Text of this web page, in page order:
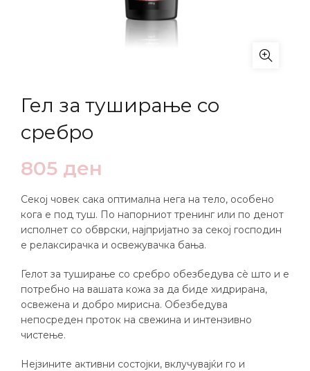
Гел за туширање со
сребро
805 ден
Секој човек сака оптимална нега на тело, особено
кога е под туш. По напорниот тренинг или по денот
исполнет со обврски, најпријатно за секој господин
е релаксирачка и освежувачка бања.
Гелот за туширање со сребро обезбедува сè што и е
потребно на вашата кожа за да биде хидрирана,
освежена и добро мирисна. Обезбедува
непосреден проток на свежина и интензивно
чистење.
Нејзините активни состојки, вклучувајќи го и